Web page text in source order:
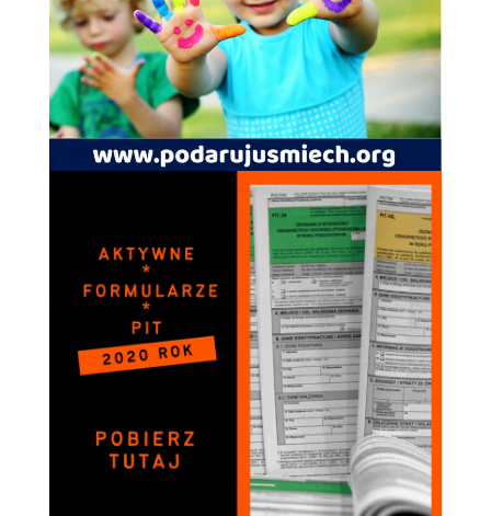
zobaczenie
spersonalizowanych
treści i ofert.